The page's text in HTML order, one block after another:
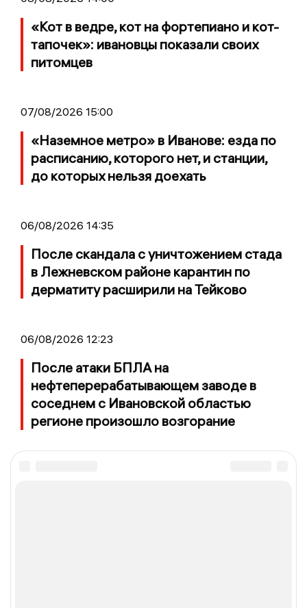
«Кот в ведре, кот на фортепиано и кот-
тапочек»: ивановцы показали своих
питомцев
07/08/2026 15:00
«Наземное метро» в Иванове: езда по
расписанию, которого нет, и станции,
до которых нельзя доехать
06/08/2026 14:35
После скандала с уничтожением стада
в Лежневском районе карантин по
дерматиту расширили на Тейково
06/08/2026 12:23
После атаки БПЛА на
нефтеперерабатывающем заводе в
соседнем с Ивановской областью
регионе произошло возгорание